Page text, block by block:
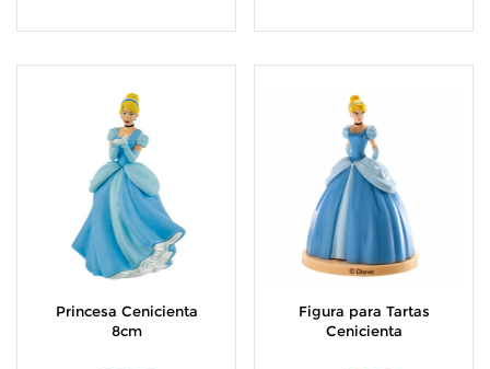
Princesa Cenicienta
8cm
Figura para Tartas
Cenicienta